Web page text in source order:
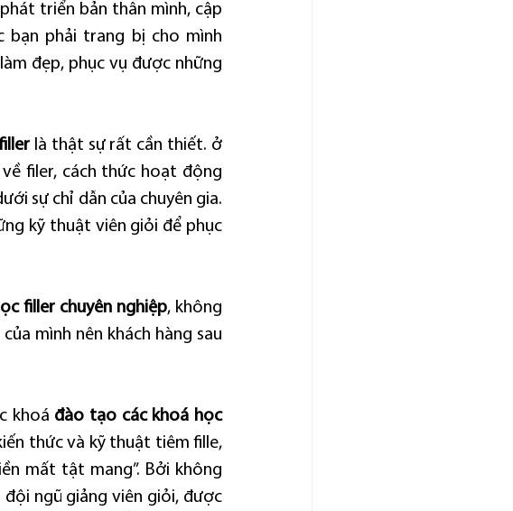
triển bản thân mình, cập
bạn phải trang bị cho mình
đẹp, phục vụ được những
là thật sự rất cần thiết. ở
filer, cách thức hoạt động
sự chỉ dẫn của chuyên gia.
kỹ thuật viên giỏi để phục
filler chuyên nghiệp, không
mình nên khách hàng sau
khoá đào tạo các khoá học
thức và kỹ thuật tiêm fille,
mất tật mang”. Bởi không
đội ngũ giảng viên giỏi, được